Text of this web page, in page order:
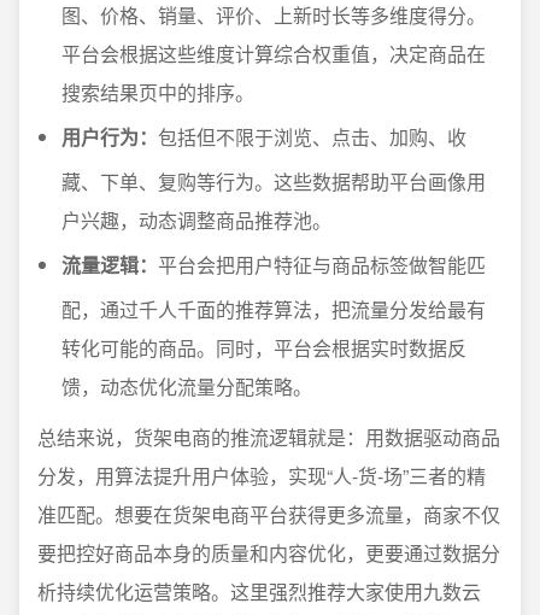
图、价格、销量、评价、上新时长等多维度得分。
平台会根据这些维度计算综合权重值，决定商品在
搜索结果页中的排序。
用户行为： 包括但不限于浏览、点击、加购、收
藏、下单、复购等行为。这些数据帮助平台画像用
户兴趣，动态调整商品推荐池。
流量逻辑： 平台会把用户特征与商品标签做智能匹
配，通过千人千面的推荐算法，把流量分发给最有
转化可能的商品。同时，平台会根据实时数据反
馈，动态优化流量分配策略。
总结来说，货架电商的推流逻辑就是：用数据驱动商品
分发，用算法提升用户体验，实现“人-货-场”三者的精
准匹配。想要在货架电商平台获得更多流量，商家不仅
要把控好商品本身的质量和内容优化，更要通过数据分
析持续优化运营策略。这里强烈推荐大家使用九数云